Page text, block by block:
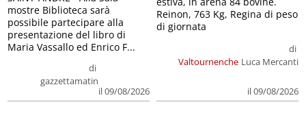
di
gazzettamatin
il 09/08/2026
mostre Biblioteca sarà
possibile partecipare alla
presentazione del libro di
Maria Vassallo ed Enrico F...
Valtournenche
di
Luca Mercanti
il 09/08/2026
Reinon, 763 Kg, Regina di peso
di giornata